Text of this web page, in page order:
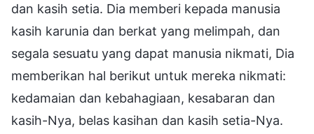
dan kasih setia. Dia memberi kepada manusia
kasih karunia dan berkat yang melimpah, dan
segala sesuatu yang dapat manusia nikmati, Dia
memberikan hal berikut untuk mereka nikmati:
kedamaian dan kebahagiaan, kesabaran dan
kasih-Nya, belas kasihan dan kasih setia-Nya.